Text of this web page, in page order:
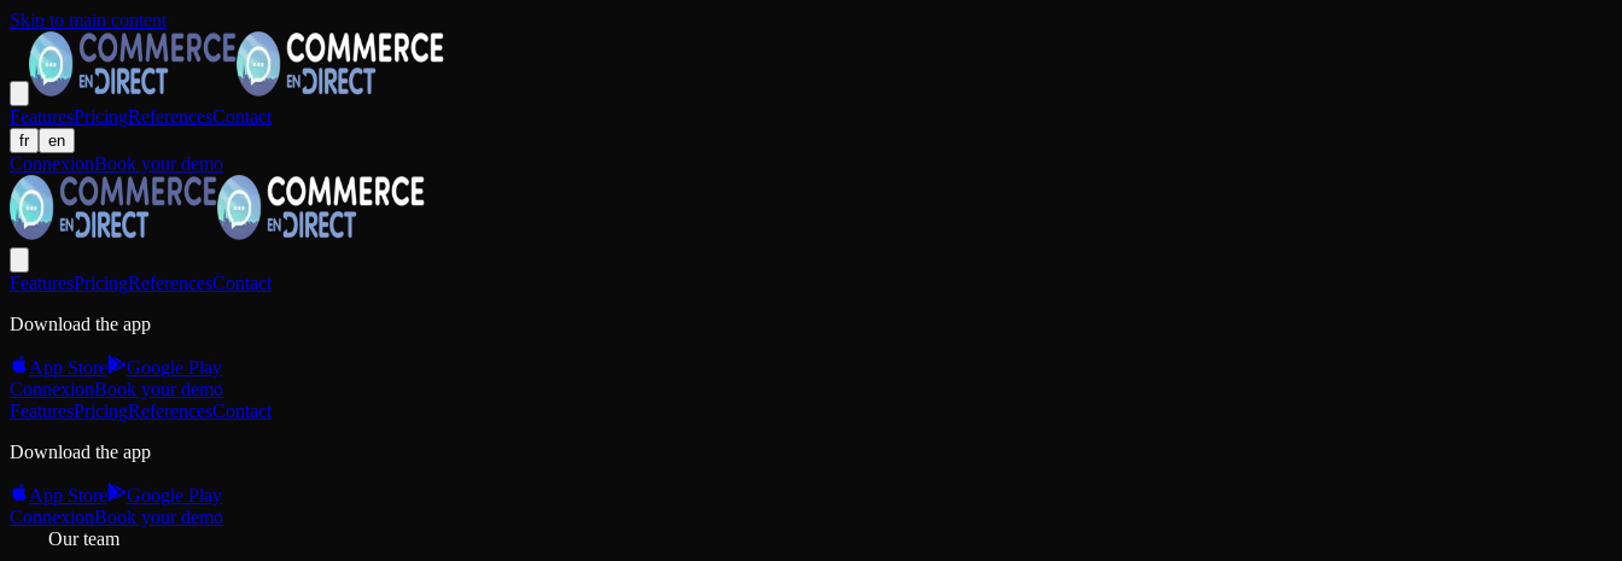
Skip to main content
FeaturesPricingReferencesContact
fr en
ConnexionBook your demo
FeaturesPricingReferencesContact
Download the app
App Store
Google Play
ConnexionBook your demo
FeaturesPricingReferencesContact
Download the app
App Store
Google Play
ConnexionBook your demo
Our team